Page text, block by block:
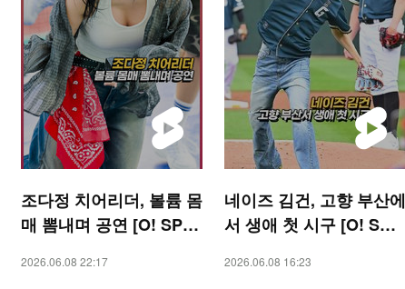
조다정 치어리더, 볼륨 몸
매 뽐내며 공연 [O! SPO
2026.06.08 22:17
네이즈 김건, 고향 부산에
서 생애 첫 시구 [O! SPO
2026.06.08 16:23